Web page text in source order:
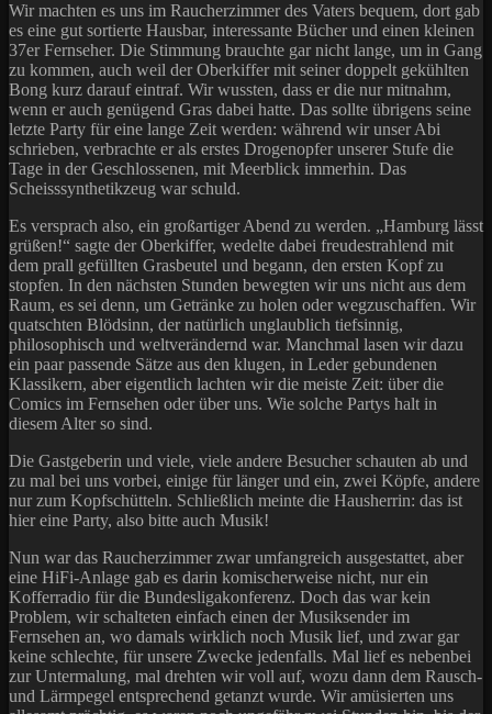
Wir machten es uns im Raucherzimmer des Vaters bequem, dort gab
es eine gut sortierte Hausbar, interessante Bücher und einen kleinen
37er Fernseher. Die Stimmung brauchte gar nicht lange, um in Gang
zu kommen, auch weil der Oberkiffer mit seiner doppelt gekühlten
Bong kurz darauf eintraf. Wir wussten, dass er die nur mitnahm,
wenn er auch genügend Gras dabei hatte. Das sollte übrigens seine
letzte Party für eine lange Zeit werden: während wir unser Abi
schrieben, verbrachte er als erstes Drogenopfer unserer Stufe die
Tage in der Geschlossenen, mit Meerblick immerhin. Das
Scheisssynthetikzeug war schuld.
Es versprach also, ein großartiger Abend zu werden. „Hamburg lässt
grüßen!“ sagte der Oberkiffer, wedelte dabei freudestrahlend mit
dem prall gefüllten Grasbeutel und begann, den ersten Kopf zu
stopfen. In den nächsten Stunden bewegten wir uns nicht aus dem
Raum, es sei denn, um Getränke zu holen oder wegzuschaffen. Wir
quatschten Blödsinn, der natürlich unglaublich tiefsinnig,
philosophisch und weltverändernd war. Manchmal lasen wir dazu
ein paar passende Sätze aus den klugen, in Leder gebundenen
Klassikern, aber eigentlich lachten wir die meiste Zeit: über die
Comics im Fernsehen oder über uns. Wie solche Partys halt in
diesem Alter so sind.
Die Gastgeberin und viele, viele andere Besucher schauten ab und
zu mal bei uns vorbei, einige für länger und ein, zwei Köpfe, andere
nur zum Kopfschütteln. Schließlich meinte die Hausherrin: das ist
hier eine Party, also bitte auch Musik!
Nun war das Raucherzimmer zwar umfangreich ausgestattet, aber
eine HiFi-Anlage gab es darin komischerweise nicht, nur ein
Kofferradio für die Bundesligakonferenz. Doch das war kein
Problem, wir schalteten einfach einen der Musiksender im
Fernsehen an, wo damals wirklich noch Musik lief, und zwar gar
keine schlechte, für unsere Zwecke jedenfalls. Mal lief es nebenbei
zur Untermalung, mal drehten wir voll auf, wozu dann dem Rausch-
und Lärmpegel entsprechend getanzt wurde. Wir amüsierten uns